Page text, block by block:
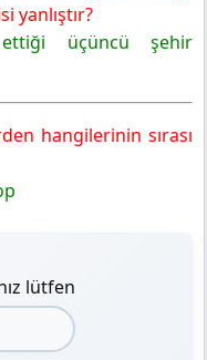
yanlıştır?
ettiği üçüncü şehir
hangilerinin sırası
lütfen